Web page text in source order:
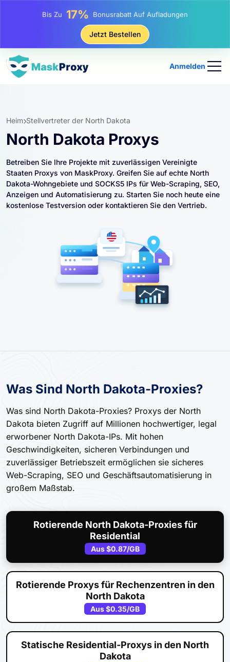
Bis Zu 25% Rabatt Auf Statische IP-Käufe
81% Rabatt Auf Rotierende IP Einkäufe
Jetzt Bestellen
Anmelden
Heim Stellvertreter der North Dakota
North Dakota Proxys
Betreiben Sie Ihre Projekte mit zuverlässigen Vereinigte
Staaten Proxys von MaskProxy. Greifen Sie auf echte North
Dakota-Wohngebiete und SOCKS5 IPs für Web-Scraping, SEO,
Anzeigen und Automatisierung zu. Starten Sie noch heute eine
kostenlose Testversion oder kontaktieren Sie den Vertrieb.
Was Sind North Dakota-Proxies?
Was sind North Dakota-Proxies? Proxys der North
Dakota bieten Zugriff auf Millionen hochwertiger, legal
erworbener North Dakota-IPs. Mit hohen
Geschwindigkeiten, sicheren Verbindungen und
zuverlässiger Betriebszeit ermöglichen sie sicheres
Web-Scraping, SEO und Geschäftsautomatisierung in
großem Maßstab.
Rotierende North Dakota-Proxies für
Residential
Aus$0.87/GB
Rotierende Proxys für Rechenzentren in den
North Dakota
Aus$0.35/GB
Statische Residential-Proxys in den North
Dakota